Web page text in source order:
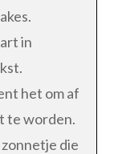
in
het om af
te worden.
die